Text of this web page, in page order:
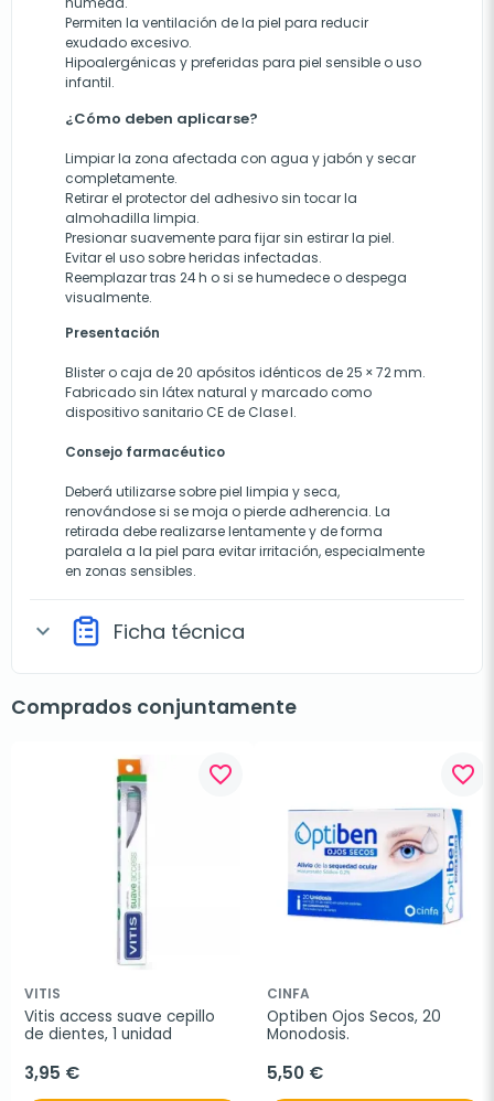
Permiten la ventilación de la piel para reducir
exudado excesivo.
Hipoalergénicas y preferidas para piel sensible o uso
infantil.
¿Cómo deben aplicarse?
Limpiar la zona afectada con agua y jabón y secar
completamente.
Retirar el protector del adhesivo sin tocar la
almohadilla limpia.
Presionar suavemente para fijar sin estirar la piel.
Evitar el uso sobre heridas infectadas.
Reemplazar tras 24 h o si se humedece o despega
visualmente.
Presentación
Blister o caja de 20 apósitos idénticos de 25 × 72 mm.
Fabricado sin látex natural y marcado como
dispositivo sanitario CE de Clase I.
Consejo farmacéutico
Deberá utilizarse sobre piel limpia y seca,
renovándose si se moja o pierde adherencia. La
retirada debe realizarse lentamente y de forma
paralela a la piel para evitar irritación, especialmente
en zonas sensibles.
expand_more Ficha técnica
Comprados conjuntamente
favorite_border
VITIS
Vitis access suave cepillo
de dientes, 1 unidad
3,95 €
favorite_border
CINFA
Optiben Ojos Secos, 20
Monodosis.
5,50 €